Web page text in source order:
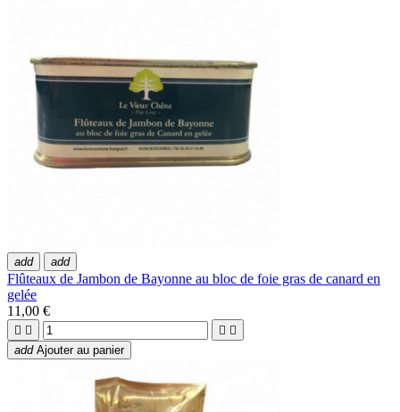
add add
Flûteaux de Jambon de Bayonne au bloc de foie gras de canard en
gelée
11,00 €
   
add Ajouter au panier